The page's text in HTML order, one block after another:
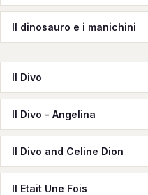
Il dinosauro e i manichini
Il Divo
Il Divo - Angelina
Il Divo and Celine Dion
Il Etait Une Fois